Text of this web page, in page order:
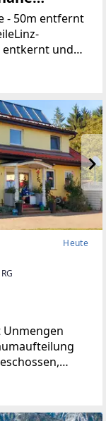
- 50m entfernt
entkernt und
neue
Heute
mit